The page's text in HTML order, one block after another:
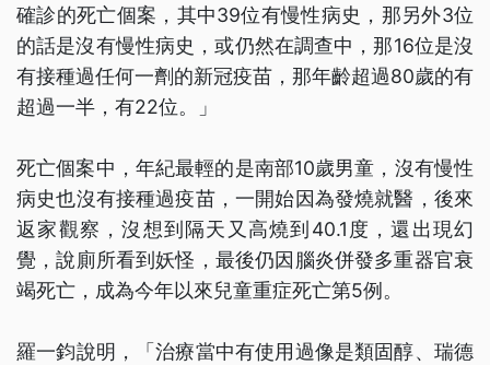
確診的死亡個案，其中39位有慢性病史，那另外3位
的話是沒有慢性病史，或仍然在調查中，那16位是沒
有接種過任何一劑的新冠疫苗，那年齡超過80歲的有
超過一半，有22位。」
死亡個案中，年紀最輕的是南部10歲男童，沒有慢性
病史也沒有接種過疫苗，一開始因為發燒就醫，後來
返家觀察，沒想到隔天又高燒到40.1度，還出現幻
覺，說廁所看到妖怪，最後仍因腦炎併發多重器官衰
竭死亡，成為今年以來兒童重症死亡第5例。
羅一鈞說明，「治療當中有使用過像是類固醇、瑞德